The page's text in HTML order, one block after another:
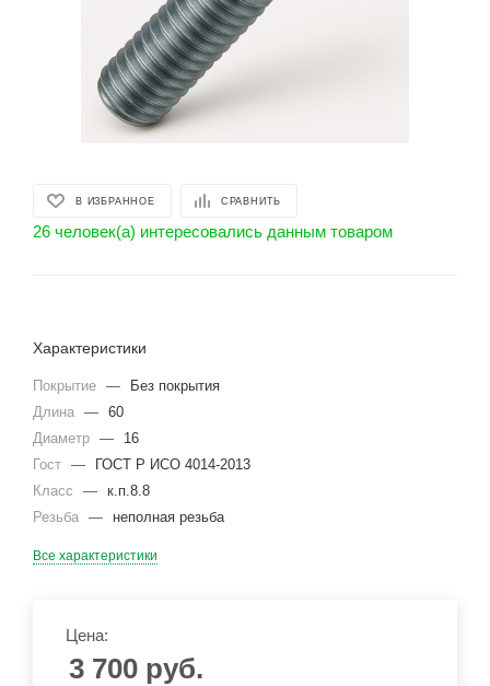
В ИЗБРАННОЕ СРАВНИТЬ
26 человек(а) интересовались данным товаром
Характеристики
Покрытие —
Без покрытия
Длина — 60
Диаметр —
16
Гост —
ГОСТ Р ИСО 4014-2013
Класс
— к.п.8.8
Резьба — неполная резьба
Все характеристики
Цена:
3 700 руб.